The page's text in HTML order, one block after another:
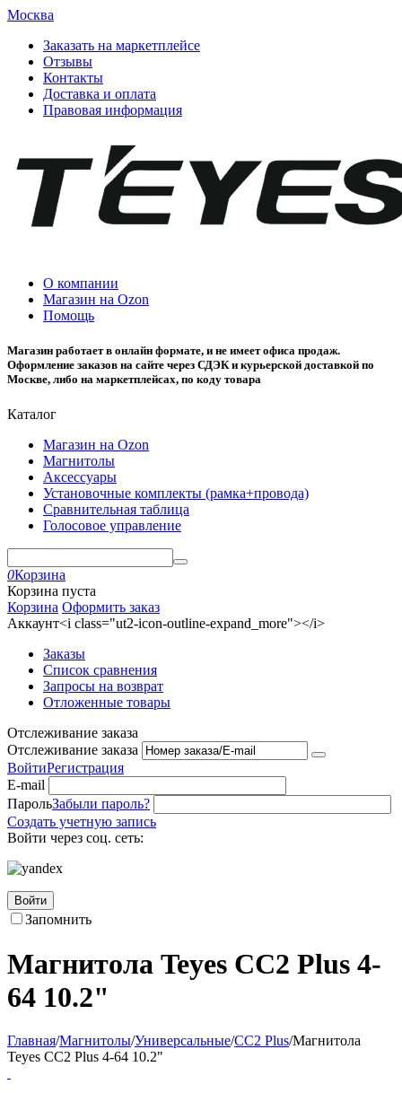
Москва
Заказать на маркетплейсе
Отзывы
Контакты
Доставка и оплата
Правовая информация
О компании
Магазин на Ozon
Помощь
Магазин работает в онлайн формате, и не имеет офиса продаж.
Оформление заказов на сайте через СДЭК и курьерской доставкой по
Москве, либо на маркетплейсах, по коду товара
Каталог
Магазин на Ozon
Магнитолы
Аксессуары
Установочные комплекты (рамка+провода)
Сравнительная таблица
Голосовое управление
0Корзина
Корзина пуста
Корзина Оформить заказ
Аккаунт<i class="ut2-icon-outline-expand_more"></i>
Заказы
Список сравнения
Запросы на возврат
Отложенные товары
Отслеживание заказа
Отслеживание заказа
ВойтиРегистрация
E-mail
ПарольЗабыли пароль?
Создать учетную запись
Войти через соц. сеть:
Войти
Запомнить
Магнитола Teyes CC2 Plus 4-
64 10.2"
Главная/Магнитолы/Универсальные/CC2 Plus/Магнитола
Teyes CC2 Plus 4-64 10.2"